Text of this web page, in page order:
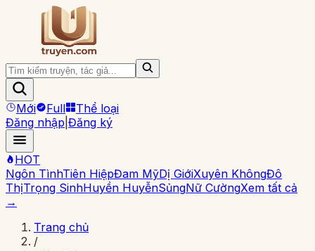
Mới Full
Thể loại
Đăng nhập Đăng ký
HOT
Ngôn TìnhTiên HiệpĐam MỹDị GiớiXuyên KhôngĐô
ThịTrọng SinhHuyền HuyễnSủngNữ CườngXem tất cả
→
Trang chủ
/